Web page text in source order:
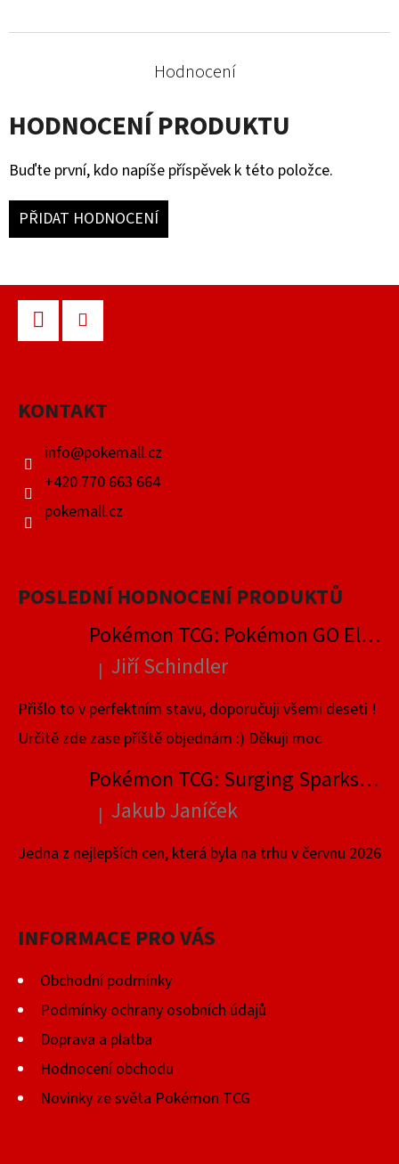
Hodnocení
HODNOCENÍ PRODUKTU
Buďte první, kdo napíše příspěvek k této položce.
PŘIDAT HODNOCENÍ
KONTAKT
info@pokemall.cz
+420 770 663 664
pokemall.cz
POSLEDNÍ HODNOCENÍ PRODUKTŮ
Pokémon TCG: Pokémon GO Elite Trainer Box
Hodnocení produktu je 5 z 5 hvězdiček.
| Jiří Schindler
Přišlo to v perfektním stavu, doporučuji všemi deseti !
Určitě zde zase příště objednám :) Děkuji moc
Pokémon TCG: Surging Sparks Elite Trainer Box
Hodnocení produktu je 4 z 5 hvězdiček.
| Jakub Janíček
Jedna z nejlepších cen, která byla na trhu v červnu 2026
INFORMACE PRO VÁS
Obchodní podmínky
Podmínky ochrany osobních údajů
Doprava a platba
Hodnocení obchodu
Novinky ze světa Pokémon TCG